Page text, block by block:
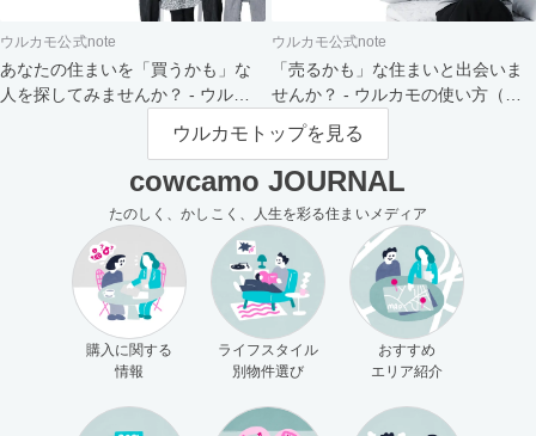
ウルカモ公式note
あなたの住まいを「買うかも」な
人を探してみませんか？ - ウルカ
ウルカモ公式note
「売るかも」な住まいと出会いま
せんか？ - ウルカモの使い方（買
主さま向け）
ウルカモトップを見る
cowcamo JOURNAL
たのしく、かしこく、人生を彩る住まいメディア
購入に関する
情報
ライフスタイル
別物件選び
おすすめ
エリア紹介